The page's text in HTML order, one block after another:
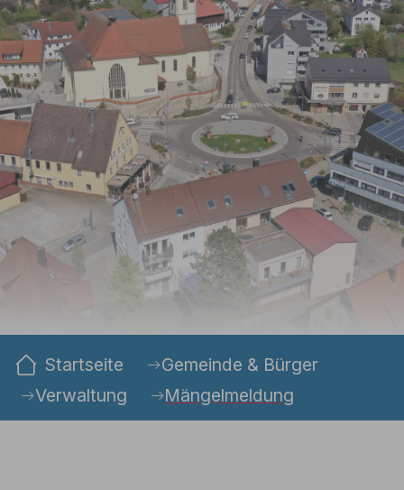
Startseite
Gemeinde & Bürger
Verwaltung
Mängelmeldung